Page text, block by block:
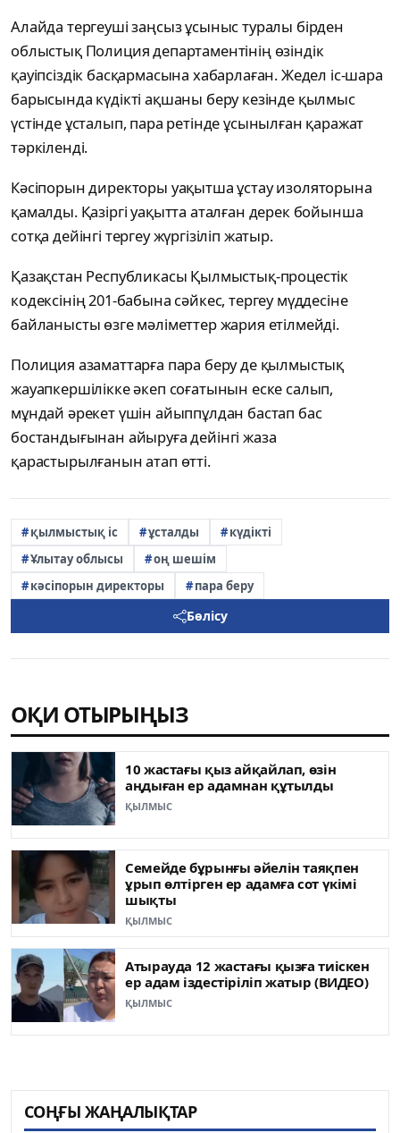
Алайда тергеуші заңсыз ұсыныс туралы бірден
облыстық Полиция департаментінің өзіндік
қауіпсіздік басқармасына хабарлаған. Жедел іс-шара
барысында күдікті ақшаны беру кезінде қылмыс
үстінде ұсталып, пара ретінде ұсынылған қаражат
тәркіленді.
Кәсіпорын директоры уақытша ұстау изоляторына
қамалды. Қазіргі уақытта аталған дерек бойынша
сотқа дейінгі тергеу жүргізіліп жатыр.
Қазақстан Республикасы Қылмыстық-процестік
кодексінің 201-бабына сәйкес, тергеу мүддесіне
байланысты өзге мәліметтер жария етілмейді.
Полиция азаматтарға пара беру де қылмыстық
жауапкершілікке әкеп соғатынын еске салып,
мұндай әрекет үшін айыппұлдан бастап бас
бостандығынан айыруға дейінгі жаза
қарастырылғанын атап өтті.
қылмыстық іс ұсталды
күдікті
Ұлытау облысы
оң шешім
кәсіпорын директоры
пара беру
Бөлісу
ОҚИ ОТЫРЫҢЫЗ
10 жастағы қыз айқайлап, өзін
аңдыған ер адамнан құтылды
ҚЫЛМЫС
Семейде бұрынғы әйелін таяқпен
ұрып өлтірген ер адамға сот үкімі
шықты
ҚЫЛМЫС
Атырауда 12 жастағы қызға тиіскен
ер адам іздестіріліп жатыр (ВИДЕО)
ҚЫЛМЫС
СОҢҒЫ ЖАҢАЛЫҚТАР